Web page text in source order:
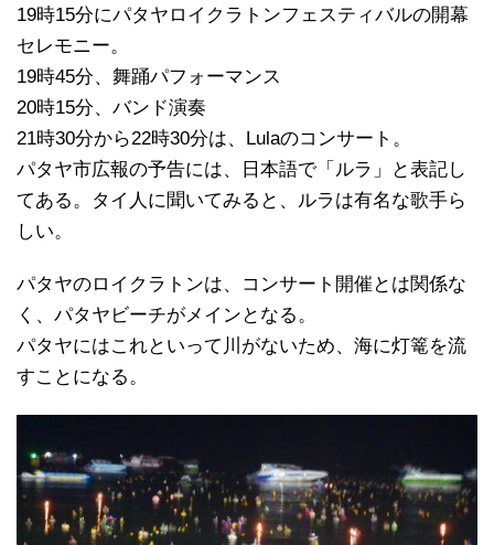
19時15分にパタヤロイクラトンフェスティバルの開幕
セレモニー。
19時45分、舞踊パフォーマンス
20時15分、バンド演奏
21時30分から22時30分は、Lulaのコンサート。
パタヤ市広報の予告には、日本語で「ルラ」と表記し
てある。タイ人に聞いてみると、ルラは有名な歌手ら
しい。
パタヤのロイクラトンは、コンサート開催とは関係な
く、パタヤビーチがメインとなる。
パタヤにはこれといって川がないため、海に灯篭を流
すことになる。